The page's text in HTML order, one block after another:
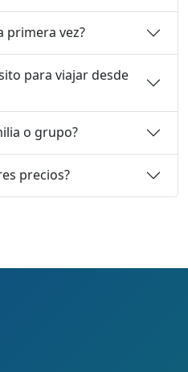
primera vez?
para viajar desde
o grupo?
precios?